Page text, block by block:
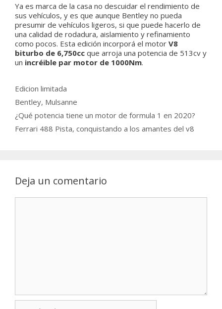
Ya es marca de la casa no descuidar el rendimiento de
sus vehículos, y es que aunque Bentley no pueda
presumir de vehículos ligeros, si que puede hacerlo de
una calidad de rodadura, aislamiento y refinamiento
como pocos. Esta edición incorporá el motor V8
biturbo de 6,750cc que arroja una potencia de 513cv y
un incréible par motor de 1000Nm.
Categorías
Edicion limitada
Etiquetas
Bentley, Mulsanne
¿Qué potencia tiene un motor de formula 1 en 2020?
Ferrari 488 Pista, conquistando a los amantes del v8
Deja un comentario
Comentario
Nombre